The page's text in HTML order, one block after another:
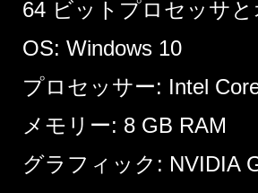
64 ビットプロセッサ
OS: Windows 10
プロセッサー: Intel
メモリー: 8 GB RAM
グラフィック: NVIDIA